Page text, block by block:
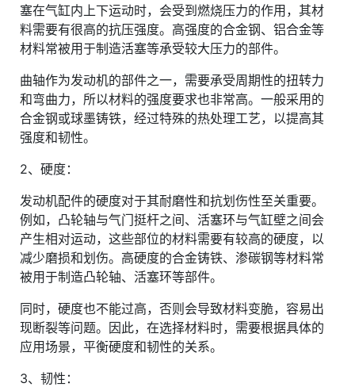
塞在气缸内上下运动时，会受到燃烧压力的作用，其材
料需要有很高的抗压强度。高强度的合金钢、铝合金等
材料常被用于制造活塞等承受较大压力的部件。
曲轴作为发动机的部件之一，需要承受周期性的扭转力
和弯曲力，所以材料的强度要求也非常高。一般采用的
合金钢或球墨铸铁，经过特殊的热处理工艺，以提高其
强度和韧性。
2、硬度：
发动机配件的硬度对于其耐磨性和抗划伤性至关重要。
例如，凸轮轴与气门挺杆之间、活塞环与气缸壁之间会
产生相对运动，这些部位的材料需要有较高的硬度，以
减少磨损和划伤。高硬度的合金铸铁、渗碳钢等材料常
被用于制造凸轮轴、活塞环等部件。
同时，硬度也不能过高，否则会导致材料变脆，容易出
现断裂等问题。因此，在选择材料时，需要根据具体的
应用场景，平衡硬度和韧性的关系。
3、韧性：